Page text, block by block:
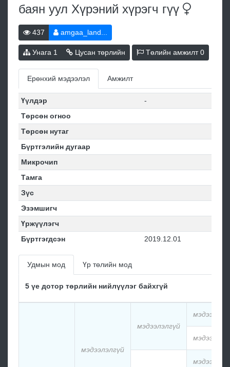
баян уул Хүрэний хүрэгч гүү
437 amgaa_land...
Унага 1 Цусан төрлийн Төлийн амжилт0
Ерөнхий мэдээлэл Амжилт
Үүлдэр
-
Төрсөн огноо
Төрсөн нутаг
Бүртгэлийн дугаар
Микрочип
Тамга
Зүс
Эзэмшигч
Үржүүлэгч
Бүртгэгдсэн
2019.12.01
Удмын мод Үр төлийн мод
5 үе дотор төрлийн нийлүүлэг байхгүй
мэдээлэлгүй
мэдээлэлгүй